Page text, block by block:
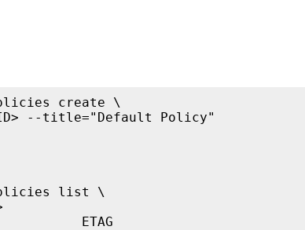
create \
--title="Default Policy"
policies list \
ETAG